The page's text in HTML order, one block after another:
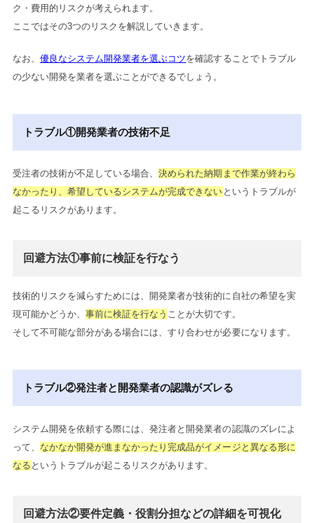
ク・費用的リスクが考えられます。
ここではその3つのリスクを解説していきます。
なお、 優良なシステム開発業者を選ぶコツを確認することでトラブル
の少ない開発を業者を選ぶことができるでしょう。
トラブル①開発業者の技術不足
受注者の技術が不足している場合、決められた納期まで作業が終わら
なかったり、希望しているシステムが完成できない というトラブルが
起こるリスクがあります。
回避方法①事前に検証を行なう
技術的リスクを減らすためには、開発業者が技術的に自社の希望を実
現可能かどうか、事前に検証を行なう ことが大切です。
そして不可能な部分がある場合には、すり合わせが必要になります。
トラブル②発注者と開発業者の認識がズレる
システム開発を依頼する際には、発注者と開発業者の認識のズレによ
って、 なかなか開発が進まなかったり完成品がイメージと異なる形に
なる というトラブルが起こるリスクがあります。
回避方法②要件定義・役割分担などの詳細を可視化